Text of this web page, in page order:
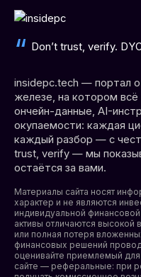
Don’t trust, verify.
insidepc.tech — портал
железе, на котором
ончейн-данные, AI-
окупаемости: каждая
каждый разбор — с
trust, verify — мы
остаётся за вами.
Материалы сайта носят
характер и не являются
индивидуальной
активы отличаются высокой
или полная потеря
финансовых решений
оценивайте приемлемый для
сайте — реферальные: при